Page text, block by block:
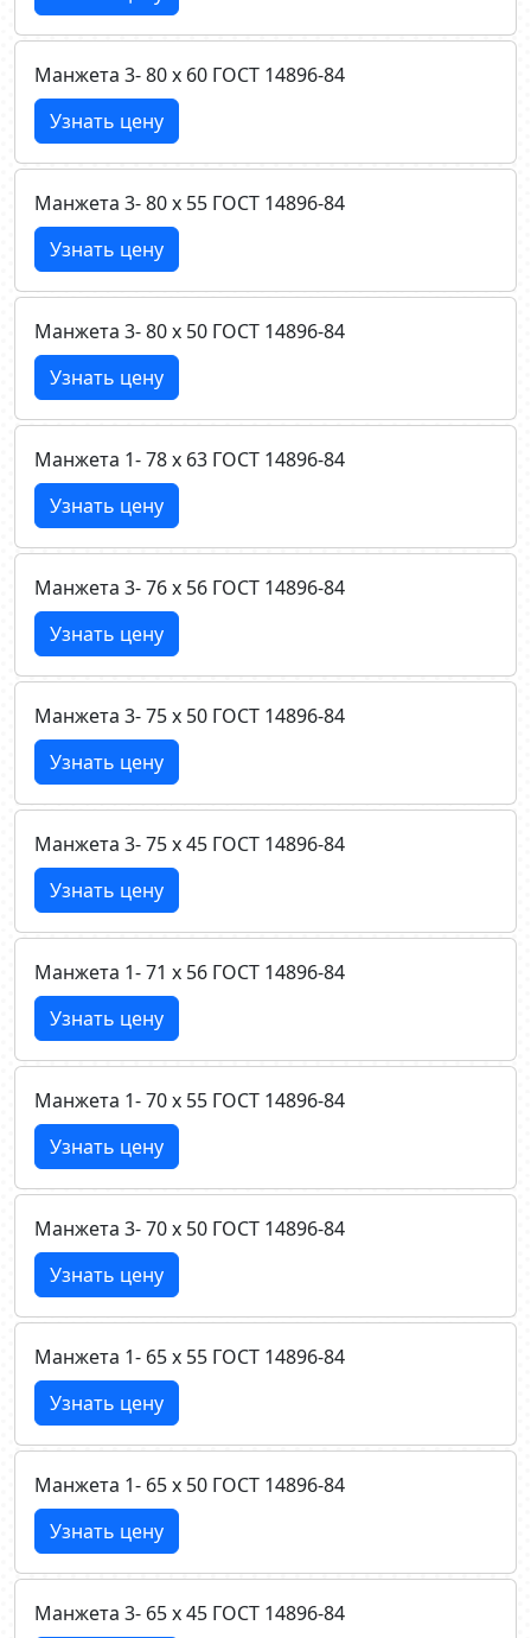
Манжета 3- 80 х 60 ГОСТ 14896-84
Узнать цену
Манжета 3- 80 х 55 ГОСТ 14896-84
Узнать цену
Манжета 3- 80 х 50 ГОСТ 14896-84
Узнать цену
Манжета 1- 78 х 63 ГОСТ 14896-84
Узнать цену
Манжета 3- 76 х 56 ГОСТ 14896-84
Узнать цену
Манжета 3- 75 х 50 ГОСТ 14896-84
Узнать цену
Манжета 3- 75 х 45 ГОСТ 14896-84
Узнать цену
Манжета 1- 71 х 56 ГОСТ 14896-84
Узнать цену
Манжета 1- 70 х 55 ГОСТ 14896-84
Узнать цену
Манжета 3- 70 х 50 ГОСТ 14896-84
Узнать цену
Манжета 1- 65 х 55 ГОСТ 14896-84
Узнать цену
Манжета 1- 65 х 50 ГОСТ 14896-84
Узнать цену
Манжета 3- 65 х 45 ГОСТ 14896-84